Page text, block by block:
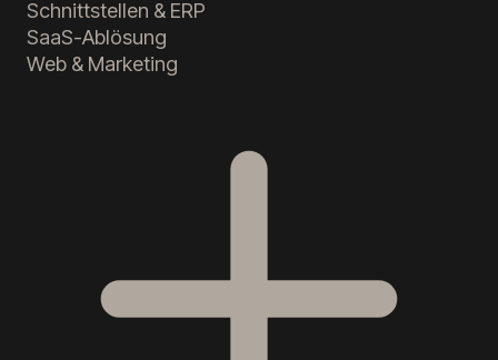
Schnittstellen & ERP
SaaS-Ablösung
Web & Marketing